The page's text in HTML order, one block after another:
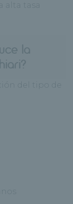
alta tasa
del tipo de